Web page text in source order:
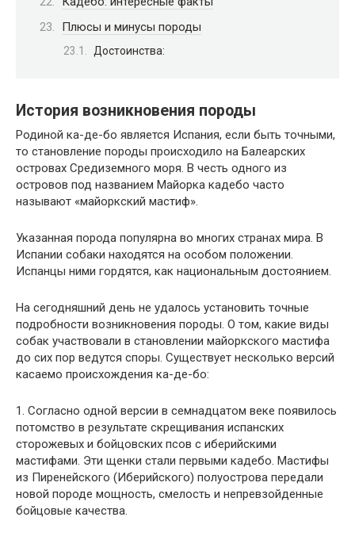
Плюсы и минусы породы
Достоинства:
История возникновения породы
Родиной ка-де-бо является Испания, если быть точными,
то становление породы происходило на Балеарских
островах Средиземного моря. В честь одного из
островов под названием Майорка кадебо часто
называют «майоркский мастиф».
Указанная порода популярна во многих странах мира. В
Испании собаки находятся на особом положении.
Испанцы ними гордятся, как национальным достоянием.
На сегодняшний день не удалось установить точные
подробности возникновения породы. О том, какие виды
собак участвовали в становлении майоркского мастифа
до сих пор ведутся споры. Существует несколько версий
касаемо происхождения ка-де-бо:
1. Согласно одной версии в семнадцатом веке появилось
потомство в результате скрещивания испанских
сторожевых и бойцовских псов с иберийскими
мастифами. Эти щенки стали первыми кадебо. Мастифы
из Пиренейского (Иберийского) полуострова передали
новой породе мощность, смелость и непревзойденные
бойцовые качества.